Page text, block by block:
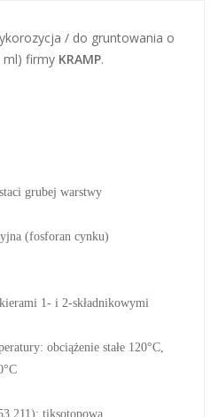
/ do gruntowania o
ml) firmy KRAMP.
grubej warstwy
(fosforan cynku)
1- i 2-składnikowymi
obciążenie stałe 120°C,
211): tiksotopowa